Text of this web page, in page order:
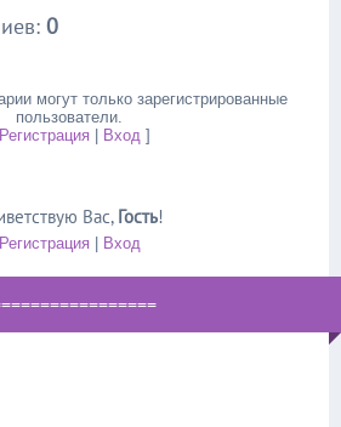
: 0
могут только зарегистрированные
пользователи.
Регистрация| Вход]
Вас, Гость!
Регистрация| Вход